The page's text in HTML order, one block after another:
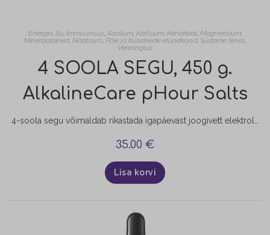
Energia, Ilu, Immuunsus, Kaalium, Kaltsium, Kehakaal, Magneesium,
Mineraalained, Naatrium, Põie ja kuseteede elundkond, Südame tervis,
Vereringlus
4 SOOLA SEGU, 450 g.
AlkalineCare pHour Salts
4-soola segu võimaldab rikastada igapäevast joogivett elektrolüütidega ning täiendada organismi mineraalainete varusid. Toote omadused: Sisaldab olulisi elektrolüüte (kaalium, magneesium, kaltsium, naatrium) Aitab kaasa elektrolüütide tasakaalu säilitamisele Toetab lihaste normaalset talitlust (magneesium, kaalium) Toetab normaalset energiavahetust ja aitab vähendada väsimust (magneesium) Aitab säilitada normaalset happe-aluse tasakaalu (mineraalainete roll organismis) Sobib kasutamiseks aktiivse eluviisi korral, eriti olukordades, kus organism vajab täiendavat mineraalide…
35.00 €
Lisa korvi